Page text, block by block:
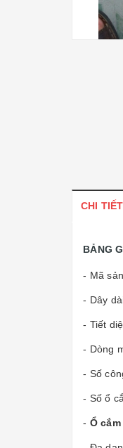
CHI
BẢNG
- Mã
- Dây
- Tiết
- Dòng
- Số
- Số ổ
- Ổ